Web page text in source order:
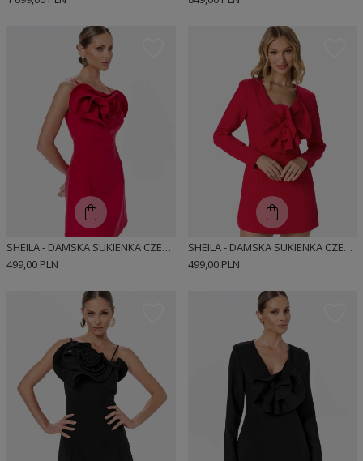
SHEILA - DAMSKA SUKIENKA CZERWONA KLASYCZNA Z OZDOBNYMI FALBANAMI MINI 'HOLLYS'
499,00 PLN
SHEILA - DAMSKA SUKIENKA CZERWONA Z FALBANAMI MINI 'CAROLLE'
499,00 PLN